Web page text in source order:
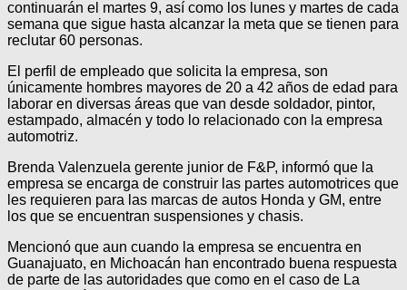
continuarán el martes 9, así como los lunes y martes de cada
semana que sigue hasta alcanzar la meta que se tienen para
reclutar 60 personas.
El perfil de empleado que solicita la empresa, son
únicamente hombres mayores de 20 a 42 años de edad para
laborar en diversas áreas que van desde soldador, pintor,
estampado, almacén y todo lo relacionado con la empresa
automotriz.
Brenda Valenzuela gerente junior de F&P, informó que la
empresa se encarga de construir las partes automotrices que
les requieren para las marcas de autos Honda y GM, entre
los que se encuentran suspensiones y chasis.
Mencionó que aun cuando la empresa se encuentra en
Guanajuato, en Michoacán han encontrado buena respuesta
de parte de las autoridades que como en el caso de La